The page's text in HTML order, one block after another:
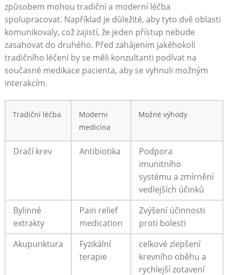
způsobem mohou tradiční a moderní léčba
spolupracovat. Například je důležité, aby tyto dvě oblasti
komunikovaly, což zajistí, že jeden přístup nebude
zasahovat do druhého. Před zahájením jakéhokoli
tradičního léčení by se měli konzultanti podívat na
současné medikace pacienta, aby se vyhnuli možným
interakcím.
Tradiční léčba
Moderní
medicína
Možné výhody
Dračí krev Antibiotika
Podpora
imunitního
systému a zmírnění
vedlejších účinků
Bylinné
extrakty
Pain relief
medication
Zvýšení účinnosti
proti bolesti
Akupunktura
Fyzikální
terapie
celkové zlepšení
krevního oběhu a
rychlejší zotavení